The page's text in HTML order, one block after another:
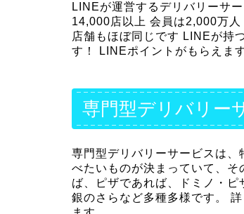
LINEが運営するデリバリーサ
14,000店以上 会員は2,000万
店舗もほぼ同じです LINEが持
す！ LINEポイントがもらえま
専門型デリバリー
専門型デリバリーサービスは
べたいものが決まっていて、そ
ば、ピザであれば、ドミノ・
銀のさらなど多種多様です。